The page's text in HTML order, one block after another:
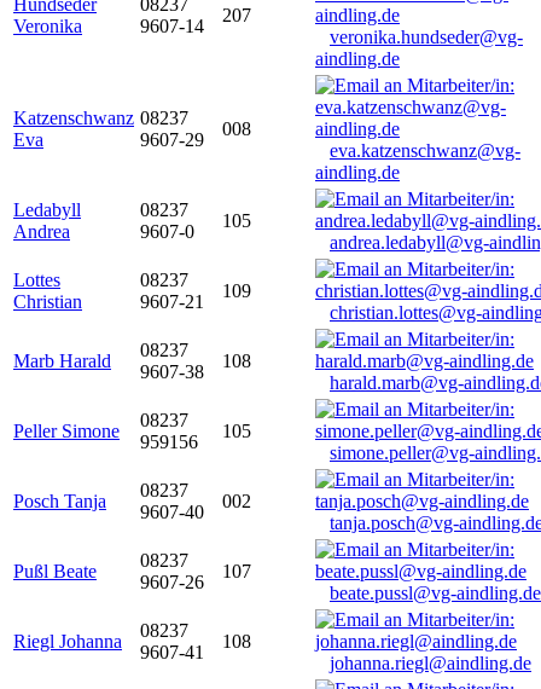
Hundseder
Veronika
08237
9607-14
207
veronika.hundseder@vg-
aindling.de
Katzenschwanz
Eva
08237
9607-29
008
eva.katzenschwanz@vg-
aindling.de
Ledabyll
Andrea
08237
9607-0
105
andrea.ledabyll@vg-
Lottes
Christian
08237
9607-21
109
christian.lottes@vg-
Marb Harald
08237
9607-38
108
harald.marb@vg-
Peller Simone
08237
959156
105
simone.peller@vg-
Posch Tanja
08237
9607-40
002
tanja.posch@vg-
Pußl Beate
08237
9607-26
107
beate.pussl@vg-aindling.de
Riegl Johanna
08237
9607-41
108
johanna.riegl@aindling.de